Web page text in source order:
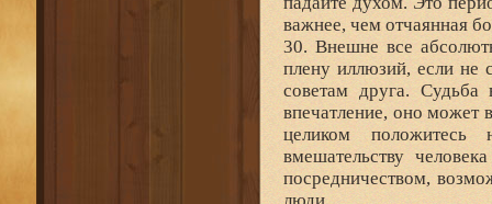
важнее, чем отчаянная
30. Внешне все
плену иллюзий, если не
советам друга.
впечатление, оно может
целиком положитесь
вмешательству
посредничеством,